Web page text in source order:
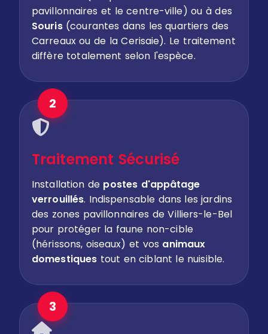
pavillonnaires et le centre-ville) ou à des
Souris(courantes dans les quartiers des
Carreaux ou de la Cerisaie). Le traitement
diffère totalement selon l'espèce.
2
Traitement Sécurisé
Installation de postes d'appâtage
verrouillés. Indispensable dans les jardins
des zones pavillonnaires de Villiers-le-Bel
pour protéger la faune non-cible
(hérissons, oiseaux) et vos animaux
domestiques tout en ciblant le nuisible.
3